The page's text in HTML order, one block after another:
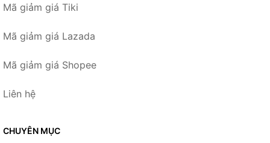
Mã giảm giá Tiki
Mã giảm giá Lazada
Mã giảm giá Shopee
Liên hệ
CHUYÊN MỤC